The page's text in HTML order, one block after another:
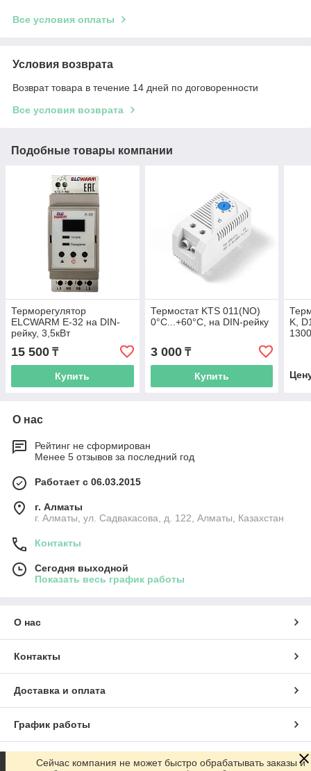
Все условия оплаты
Условия возврата
Возврат товара в течение 14 дней по договоренности
Все условия возврата
Подобные товары компании
Терморегулятор
ELCWARM E-32 на DIN-
рейку, 3,5кВт
15 500 ₸
Купить
Термостат KTS 011(NO)
0°C...+60°C, на DIN-рейку
3 000₸
Купить
K,
О нас
Рейтинг не сформирован
Менее 5 отзывов за последний год
Работает с 06.03.2015
г. Алматы
г. Алматы, ул. Садвакасова, д. 122, Алматы, Казахстан
Контакты
Сегодня выходной
Показать весь график работы
О нас
Контакты
Доставка и оплата
График работы
Полная версия сайта
Сейчас компания не может быстро обрабатывать заказы и